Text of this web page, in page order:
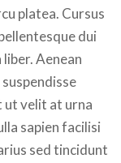
platea. Cursus
dui
Aenean
ut velit at urna
sapien facilisi
sed tincidunt